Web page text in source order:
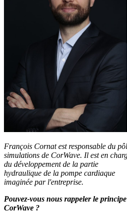
François Cornat est responsable du
simulations de CorWave. Il est en
du développement de la partie
hydraulique de la pompe cardiaque
imaginée par l'entreprise.
Pouvez-vous nous rappeler le
CorWave ?